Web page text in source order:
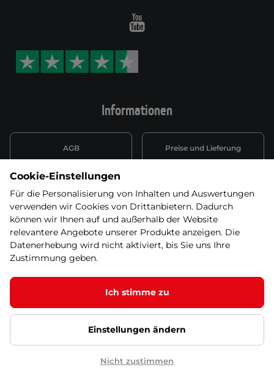
Informationen
AGB Preise und Lieferung
Datenschutzerklärung
DSGVO
Wiederufsbelehrung mit Link
Batterieentsorgung
Informationen zu Elektro-
und Elektonikgeräten
Youtube
© 2026 SEVEN SPORT s.r.o Alle Rechte vorbehalten1
Google Datenschutz Google PartnerseitenCookie-Einstellungen
Cookie-Einstellungen
Für die Personalisierung von Inhalten und Auswertungen
verwenden wir Cookies von Drittanbietern. Dadurch
können wir Ihnen auf und außerhalb der Website
relevantere Angebote unserer Produkte anzeigen. Die
Datenerhebung wird nicht aktiviert, bis Sie uns Ihre
Zustimmung geben.
Ich stimme zu
Einstellungen ändern
Nicht zustimmen